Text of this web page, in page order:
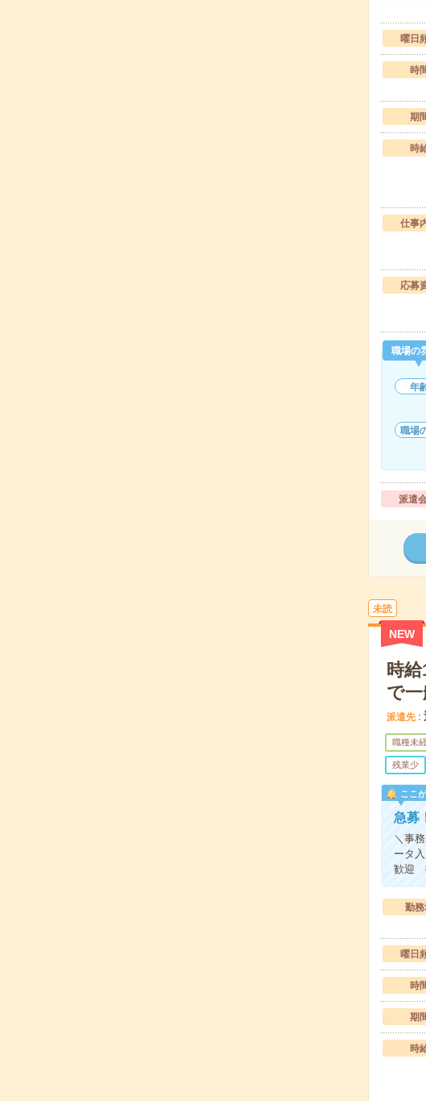
曜日
時
期
時
仕事
応募
職場の
年
職場
派遣
未読
NEW
時
で
派遣先
職種未
残業少
ここ
急募
＼事
ータ
歓迎
勤
曜日
時
期
時